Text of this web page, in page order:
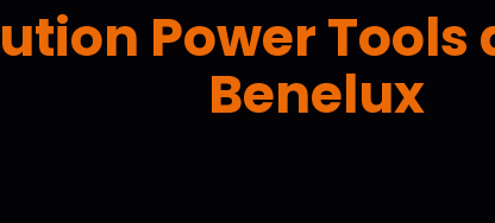
Power Tools
Benelux